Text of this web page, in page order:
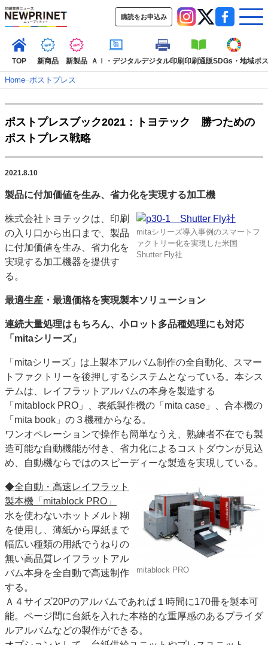
購読をお申込み
TOP 新商品 新製品 ＡＩ・デジタルデジタル印刷印刷通販SDGs・地域ポ
TOP
新着記事
インタビュー
コレクション
デジタル印刷
市場・統計
人事・移転・異動・訃報
特集記事カテゴリー一覧
2022 見える化・MIS特集
特集・デジタル印刷 アイデアで勝負！ ～多様なビジネス・多彩な商材～
JAPAN PACK 2023 特集
中古印刷機・製本機特集
2022 検査・校正特集
案内
発刊案内
JFPI印刷用語集 印刷機材年鑑
運営
会社案内
購読・購入申し込み
サイトポリシー
Home–ポストプレス
ポストプレスブック2021：トヨテック 勝つための
ポストプレス戦略
2021.8.10
製品に付加価値を生み、省力化を実現する加工機
mitaシリーズ導入事例のスマートフ
ァクトリー化を実現した米国
Shutter Fly社
株式会社トヨテックは、印刷
の入り口から出口まで、製品
に付加価値を生み、省力化を
実現する加工機器を提供す
る。
最適生産・最適価格を実現製本ソリューション
連続大量処理はもちろん、 小ロット多品種処理にも対応
「mitaシリーズ」
「mitaシリーズ」は上製本アルバム制作の全自動化、スマー
トファクトリーを後押しするシステムとなっている。本シス
テムは、レイフラットアルバムの本身を製造する
「mitablock PRO」、表紙製作機の「mita case」、合本機の
「mita book」の３機種からなる。
ワンオペレーションで操作も簡単なうえ、熟練者不在でも製
造可能な自動機能が付き、省力化によるコストダウンが見込
め、自動機ならではのスピーディーな製造を実現している。
mitablock PRO
◆全自動・高速レイフラット
製本機「mitablock PRO」
水を使わないホットメルト糊
を使用し、薄紙から厚紙まで
幅広い種類の用紙でうねりの
無い高品質レイフラットアル
バム本身を全自動で高速制作
する。
Ａ４サイズ20Pのアルバムであれば１時間に170冊を製本可
能。ページ間に台紙を入れた本格的な重厚感のあるブライダ
ルアルバムなどの製作ができる。